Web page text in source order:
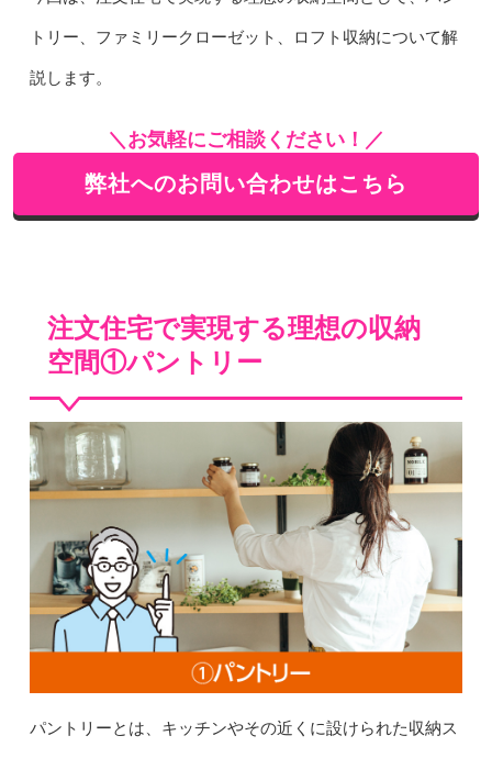
トリー、ファミリークローゼット、ロフト収納について解
説します。
＼お気軽にご相談ください！／
弊社へのお問い合わせはこちら
注文住宅で実現する理想の収納
空間①パントリー
パントリーとは、キッチンやその近くに設けられた収納ス